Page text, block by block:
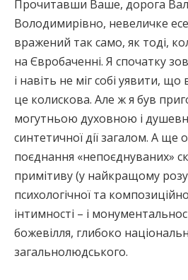
Прочитавши Ваше, дорога
Володимирівно, невеличке
вражений так само, як тоді,
на Євробаченні. Я спочатку
і навіть не міг собі уявити, що
це колискова. Але ж я був
могутньою духовною і
синтетичної дії загалом. А ще
поєднання «непоєднуваних»
примітиву (у найкращому
психологічної та
інтимності – і
божевілля, глибоко
загальнолюдського.